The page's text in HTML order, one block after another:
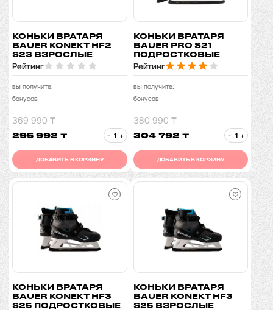
КОНЬКИ ВРАТАРЯ
BAUER KONEKT HF2
S23 ВЗРОСЛЫЕ
Рейтинг
вы получите:
бонусов
369 990 ₸
295 992 ₸ - +
ДОБАВИТЬ В КОРЗИНУ
КОНЬКИ ВРАТАРЯ
BAUER PRO S21
ПОДРОСТКОВЫЕ
Рейтинг
вы получите:
бонусов
380 990 ₸
304 792 ₸ - +
ДОБАВИТЬ В КОРЗИНУ
КОНЬКИ ВРАТАРЯ
BAUER KONEKT HF3
S25 ПОДРОСТКОВЫЕ
КОНЬКИ ВРАТАРЯ
BAUER KONEKT HF3
S25 ВЗРОСЛЫЕ